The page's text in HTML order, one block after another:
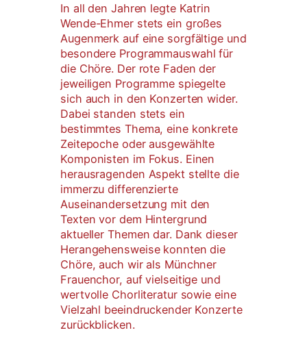
In all den Jahren legte Katrin
Wende-Ehmer stets ein großes
Augenmerk auf eine sorgfältige und
besondere Programmauswahl für
die Chöre. Der rote Faden der
jeweiligen Programme spiegelte
sich auch in den Konzerten wider.
Dabei standen stets ein
bestimmtes Thema, eine konkrete
Zeitepoche oder ausgewählte
Komponisten im Fokus. Einen
herausragenden Aspekt stellte die
immerzu differenzierte
Auseinandersetzung mit den
Texten vor dem Hintergrund
aktueller Themen dar. Dank dieser
Herangehensweise konnten die
Chöre, auch wir als Münchner
Frauenchor, auf vielseitige und
wertvolle Chorliteratur sowie eine
Vielzahl beeindruckender Konzerte
zurückblicken.